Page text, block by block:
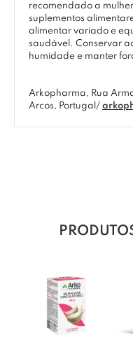
recomendado a
suplementos
alimentar variado e
saudável. Conservar
humidade e manter
Arkopharma, Rua
Arcos, Portugal/